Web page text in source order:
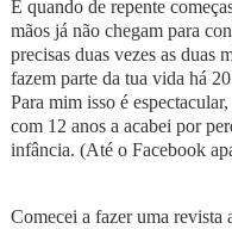
E quando de repente
mãos já não chegam para
precisas duas vezes as duas
fazem parte da tua vida há
Para mim isso é
com 12 anos a acabei por
infância. (Até o Facebook
Comecei a fazer uma revista